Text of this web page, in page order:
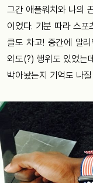
그간 애플워치와 나의
이었다. 기분 따라 스
클도 차고! 중간에 알
외도(?) 행위도 있었는
박아놨는지 기억도 나